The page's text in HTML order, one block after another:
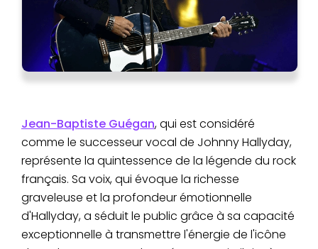
Jean-Baptiste Guégan, qui est considéré
comme le successeur vocal de Johnny Hallyday,
représente la quintessence de la légende du rock
français. Sa voix, qui évoque la richesse
graveleuse et la profondeur émotionnelle
d'Hallyday, a séduit le public grâce à sa capacité
exceptionnelle à transmettre l'énergie de l'icône